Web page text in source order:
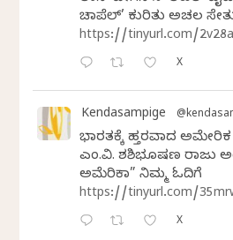
ಚಾಪೆಲ್’ ಕುರಿತು ಅಚಲ
https://tinyurl.com/
X
Kendasampige
ಭಾರತಕ್ಕೆ ಹತ್ತಿರವಾದ ಅಮೇರಿಕ
ಎಂ.ವಿ. ಶಶಿಭೂಷಣ ರಾಜು
ಅಮೆರಿಕಾ” ನಿಮ್ಮ ಓದಿಗೆ
https://tinyurl.com/
X